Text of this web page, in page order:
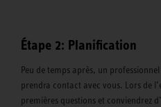
Étape 2: Planification
Peu de temps après, un
prendra contact avec vous. Lors de
premières questions et conviendrez